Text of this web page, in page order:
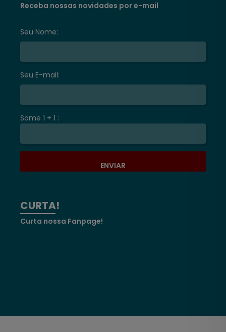
Receba nossas novidades por e-mail
Seu Nome:
Seu E-mail:
Some 1 + 1 :
ENVIAR
CURTA!
Curta nossa Fanpage!